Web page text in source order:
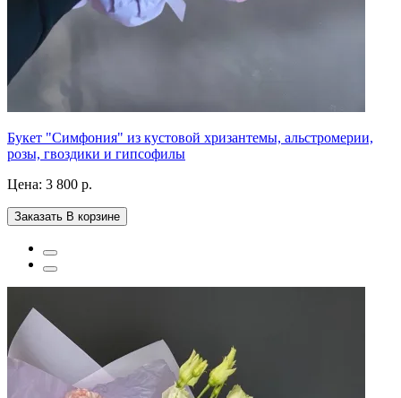
Букет "Симфония" из кустовой хризантемы, альстромерии,
розы, гвоздики и гипсофилы
Цена: 3 800 р.
Заказать В корзине